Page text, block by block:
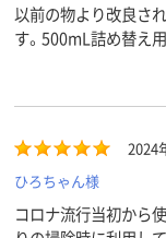
以前の物より改良さ
す。500mL詰め替え
いで、溢れてしまい
2024
ひろちゃん様
コロナ流行当初から